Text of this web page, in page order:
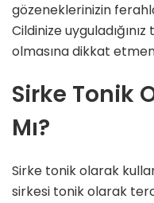
gözeneklerinizin
Cildinize
olmasına dikkat
Sirke Tonik
Mı?
Sirke tonik olarak
sirkesi tonik olarak